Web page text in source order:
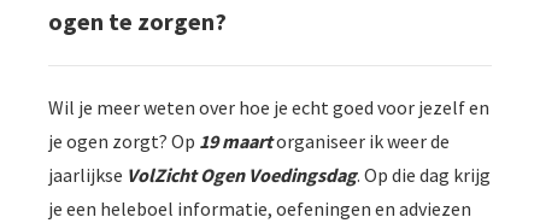
ogen te zorgen?
Wil je meer weten over hoe je echt goed voor jezelf en
je ogen zorgt? Op 19 maartorganiseer ik weer de
jaarlijkse VolZicht Ogen Voedingsdag. Op die dag krijg
je een heleboel informatie, oefeningen en adviezen